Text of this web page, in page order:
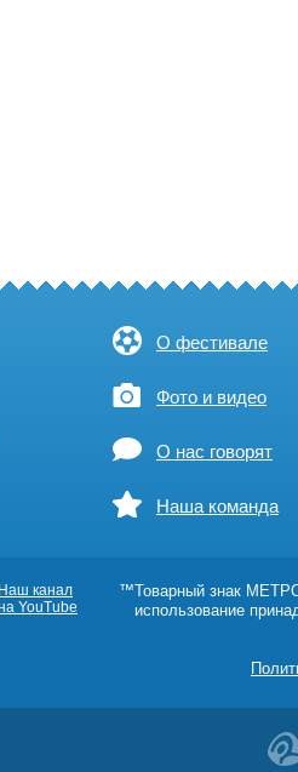
О фестивале
Фото и видео
О нас говорят
Наша команда
Наш канал
YouTube
™Товарный знак
использование